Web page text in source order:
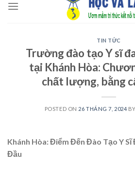
TIN TỨC
Trường đào tạo Y sĩ
tại Khánh Hòa:
chất lượng, bằng
POSTED ON 26 THÁNG 7, 2024 BY
Khánh Hòa: Điểm Đến Đào Tạo Y Sĩ
Đầu